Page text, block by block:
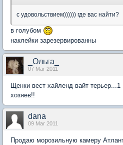
с удовольствием)))))) где вас найти?
в голубом
наклейки зарезервированны
_Ольга_
07 Mar 2011
Щенки вест хайленд вайт
хозяев!!
dana
09 Mar 2011
Продаю морозильную камеру